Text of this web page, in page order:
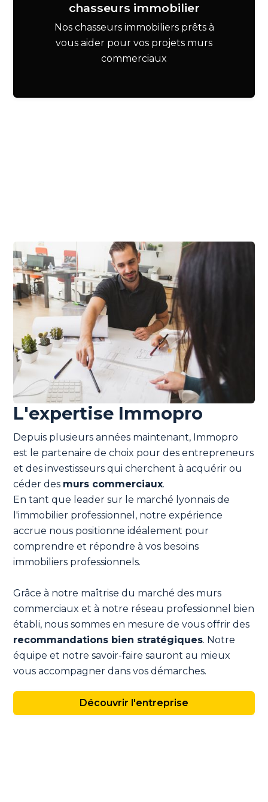
chasseurs immobilier
Nos chasseurs immobiliers prêts à
vous aider pour vos projets murs
commerciaux
L'expertise Immopro
Depuis plusieurs années maintenant, Immopro
est le partenaire de choix pour des entrepreneurs
et des investisseurs qui cherchent à acquérir ou
céder des murs commerciaux.
En tant que leader sur le marché lyonnais de
l'immobilier professionnel, notre expérience
accrue nous positionne idéalement pour
comprendre et répondre à vos besoins
immobiliers professionnels.
Grâce à notre maîtrise du marché des murs
commerciaux et à notre réseau professionnel bien
établi, nous sommes en mesure de vous offrir des
recommandations bien stratégiques. Notre
équipe et notre savoir-faire sauront au mieux
vous accompagner dans vos démarches.
Découvrir l'entreprise